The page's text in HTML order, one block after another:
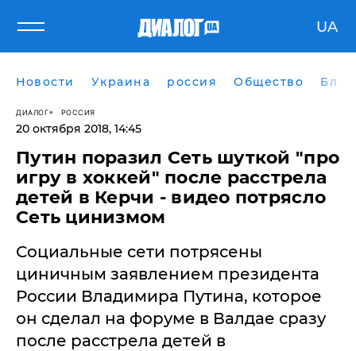
UA
Новости Украина россия Общество
ДИАЛОГ РОССИЯ
20 октября 2018, 14:45
Путин поразил Сеть шуткой "про
игру в хоккей" после расстрела
детей в Керчи - видео потрясло
Сеть цинизмом
​Социальные сети потрясены
циничным заявлением президента
России Владимира Путина, которое
он сделал на форуме в Валдае сразу
после расстрела детей в